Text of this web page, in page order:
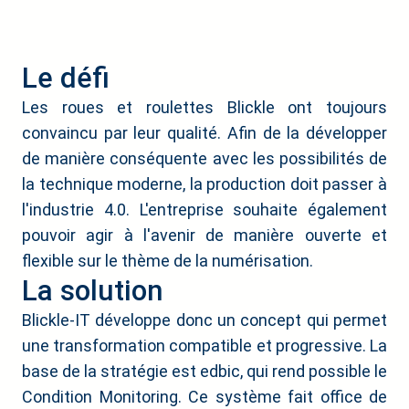
Le défi
Les roues et roulettes Blickle ont toujours
convaincu par leur qualité. Afin de la développer
de manière conséquente avec les possibilités de
la technique moderne, la production doit passer à
l'industrie 4.0. L'entreprise souhaite également
pouvoir agir à l'avenir de manière ouverte et
flexible sur le thème de la numérisation.
La solution
Blickle-IT développe donc un concept qui permet
une transformation compatible et progressive. La
base de la stratégie est edbic, qui rend possible le
Condition Monitoring. Ce système fait office de